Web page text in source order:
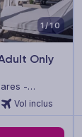
1/10
Only
-
Vol inclus